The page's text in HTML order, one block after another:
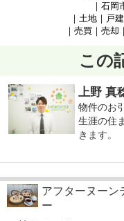
｜石
｜土地｜戸
｜売買｜売却
この
上野 真
物件のお
生涯の住
きます。
アフターヌーン
ー